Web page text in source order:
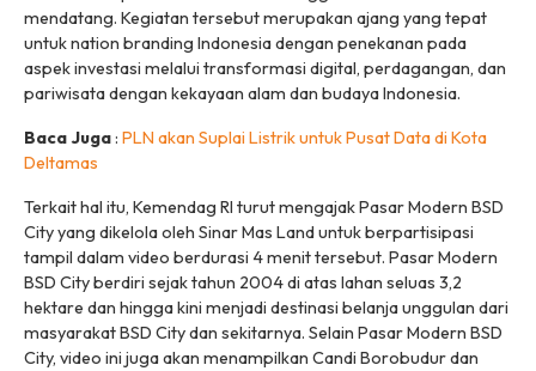
mendatang. Kegiatan tersebut merupakan ajang yang tepat
untuknation branding Indonesia dengan penekanan pada
aspek investasi melalui transformasi digital, perdagangan, dan
pariwisata dengan kekayaan alam dan budaya Indonesia.
Baca Juga: PLN akan Suplai Listrik untuk Pusat Data di Kota
Deltamas
Terkait hal itu, Kemendag RI turut mengajak Pasar Modern BSD
City yang dikelola oleh Sinar Mas Land untuk berpartisipasi
tampil dalam video berdurasi 4 menit tersebut. Pasar Modern
BSD City berdiri sejak tahun 2004 di atas lahan seluas 3,2
hektare dan hingga kini menjadi destinasi belanja unggulan dari
masyarakat BSD City dan sekitarnya. Selain Pasar Modern BSD
City, video ini juga akan menampilkan Candi Borobudur dan